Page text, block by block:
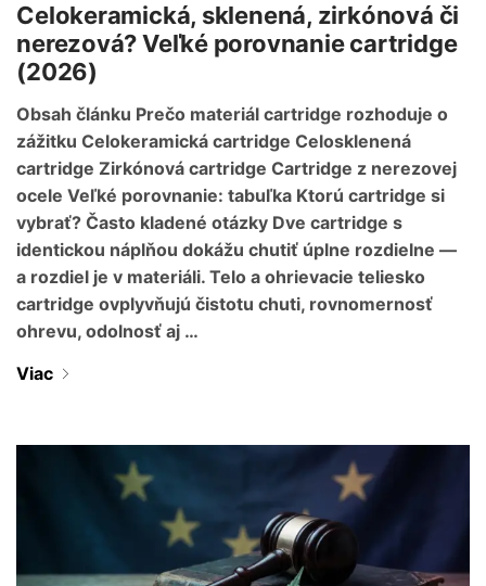
Celokeramická, sklenená, zirkónová či
nerezová? Veľké porovnanie cartridge
(2026)
Obsah článku Prečo materiál cartridge rozhoduje o
zážitku Celokeramická cartridge Celosklenená
cartridge Zirkónová cartridge Cartridge z nerezovej
ocele Veľké porovnanie: tabuľka Ktorú cartridge si
vybrať? Často kladené otázky Dve cartridge s
identickou náplňou dokážu chutiť úplne rozdielne —
a rozdiel je v materiáli. Telo a ohrievacie teliesko
cartridge ovplyvňujú čistotu chuti, rovnomernosť
ohrevu, odolnosť aj …
Viac